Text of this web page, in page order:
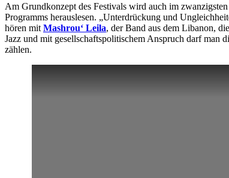
Am Grundkonzept des Festivals wird auch im
Programms herauslesen. „Unterdrückung und
hören mit Mashrou‘ Leila, der Band aus dem Libanon,
Jazz und mit gesellschaftspolitischem Anspruch darf man
zählen.